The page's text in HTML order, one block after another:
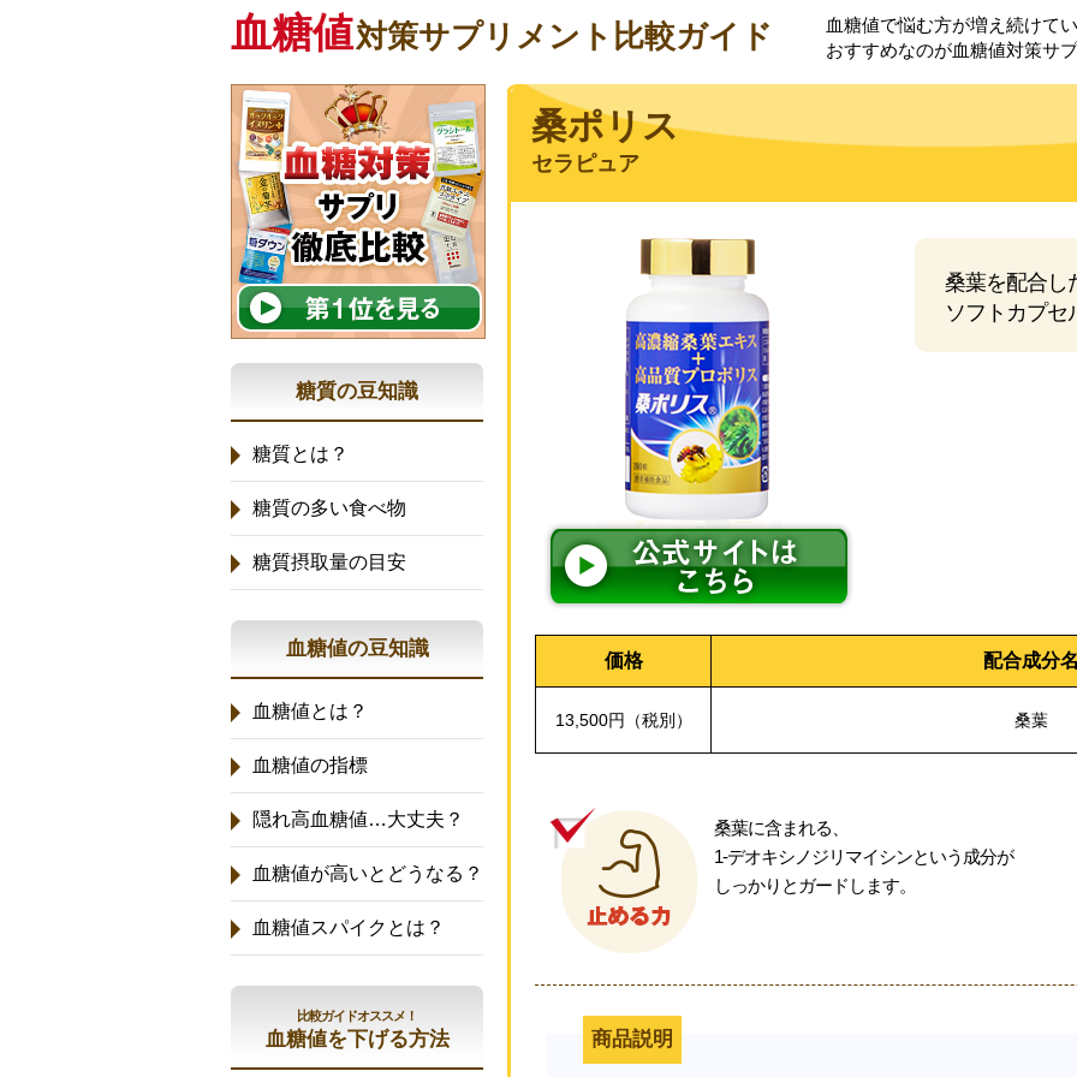
血糖値対策サプリメント比較ガイド
血糖値で悩む方が増え続けて
おすすめなのが血糖値対策サ
桑ポリス
セラピュア
桑葉を配合し
ソフトカプセ
価格 配合成分
13,500円（税別） 桑葉
桑葉に含まれる、
1-デオキシノジリマイシンという成分が
しっかりとガードします。
商品説明
糖質の豆知識
糖質とは？
糖質の多い食べ物
糖質摂取量の目安
血糖値の豆知識
血糖値とは？
血糖値の指標
隠れ高血糖値…大丈夫？
血糖値が高いとどうなる？
血糖値スパイクとは？
比較ガイドオススメ！
血糖値を下げる方法